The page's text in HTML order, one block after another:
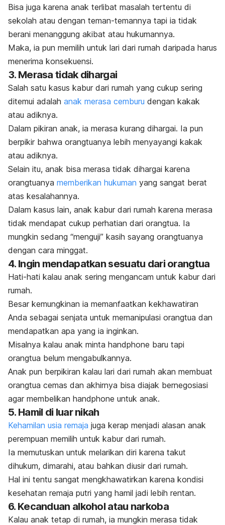
Bisa juga karena anak terlibat masalah tertentu di
sekolah atau dengan teman-temannya tapi ia tidak
berani menanggung akibat atau hukumannya.
Maka, ia pun memilih untuk lari dari rumah daripada harus
menerima konsekuensi.
3. Merasa tidak dihargai
Salah satu kasus kabur dari rumah yang cukup sering
ditemui adalah anak merasa cemburu dengan kakak
atau adiknya.
Dalam pikiran anak, ia merasa kurang dihargai. Ia pun
berpikir bahwa orangtuanya lebih menyayangi kakak
atau adiknya.
Selain itu, anak bisa merasa tidak dihargai karena
orangtuanya memberikan hukuman yang sangat berat
atas kesalahannya.
Dalam kasus lain, anak kabur dari rumah karena merasa
tidak mendapat cukup perhatian dari orangtua. Ia
mungkin sedang “menguji” kasih sayang orangtuanya
dengan cara minggat.
4. Ingin mendapatkan sesuatu dari orangtua
Hati-hati kalau anak sering mengancam untuk kabur dari
rumah.
Besar kemungkinan ia memanfaatkan kekhawatiran
Anda sebagai senjata untuk memanipulasi orangtua dan
mendapatkan apa yang ia inginkan.
Misalnya kalau anak minta handphone baru tapi
orangtua belum mengabulkannya.
Anak pun berpikiran kalau lari dari rumah akan membuat
orangtua cemas dan akhirnya bisa diajak bernegosiasi
agar membelikan handphone untuk anak.
5. Hamil di luar nikah
Kehamilan usia remaja juga kerap menjadi alasan anak
perempuan memilih untuk kabur dari rumah.
Ia memutuskan untuk melarikan diri karena takut
dihukum, dimarahi, atau bahkan diusir dari rumah.
Hal ini tentu sangat mengkhawatirkan karena kondisi
kesehatan remaja putri yang hamil jadi lebih rentan.
6. Kecanduan alkohol atau narkoba
Kalau anak tetap di rumah, ia mungkin merasa tidak